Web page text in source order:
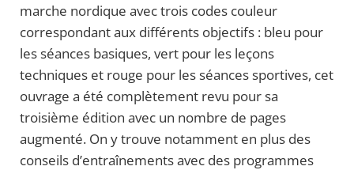
marche nordique avec trois codes couleur
correspondant aux différents objectifs : bleu pour
les séances basiques, vert pour les leçons
techniques et rouge pour les séances sportives, cet
ouvrage a été complètement revu pour sa
troisième édition avec un nombre de pages
augmenté. On y trouve notamment en plus des
conseils d’entraînements avec des programmes